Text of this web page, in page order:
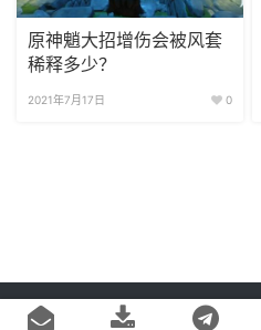
原神魈大招增伤会被风套
稀释多少？
2021年7月17日 0
Copyright © 2020 游戏易站 版权所有